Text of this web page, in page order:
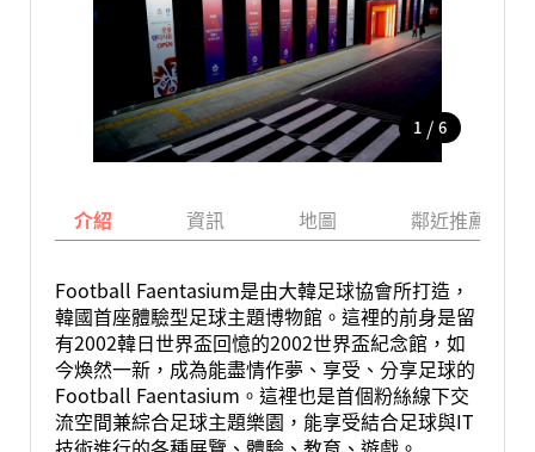
1 / 6
介紹 資訊 地圖 鄰近推薦景點
Football Faentasium是由大韓足球協會所打造，
韓國首座體驗型足球主題博物館。這裡的前身是留
有2002韓日世界盃回憶的2002世界盃紀念館，如
今煥然一新，成為能盡情作夢、享受、分享足球的
Football Faentasium。這裡也是首個粉絲線下交
流空間兼綜合足球主題樂園，能享受結合足球與IT